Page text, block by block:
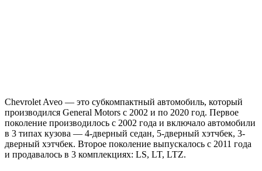
Chevrolet Aveo — это субкомпактный автомобиль, который
производился General Motors с 2002 и по 2020 год. Первое
поколение производилось с 2002 года и включало автомобили
в 3 типах кузова — 4-дверный седан, 5-дверный хэтчбек, 3-
дверный хэтчбек. Второе поколение выпускалось с 2011 года
и продавалось в 3 комплекциях: LS, LT, LTZ.